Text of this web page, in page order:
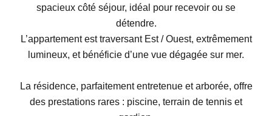
spacieux côté séjour, idéal pour recevoir ou se
détendre.
L’appartement est traversant Est / Ouest, extrêmement
lumineux, et bénéficie d’une vue dégagée sur mer.
La résidence, parfaitement entretenue et arborée, offre
des prestations rares : piscine, terrain de tennis et